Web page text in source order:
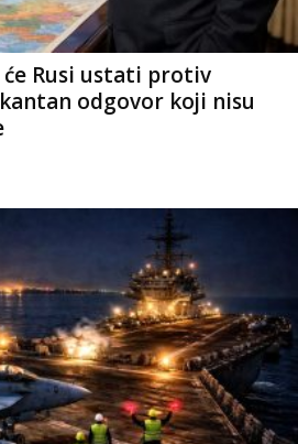
će Rusi ustati protiv
odgovor koji nisu